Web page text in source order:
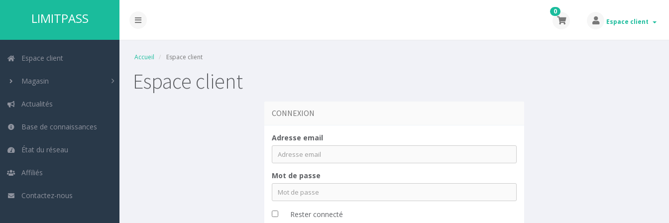
LIMITPASS
0
Espace client
Espace client
Magasin
Actualités
Base de connaissances
État du réseau
Affiliés
Contactez-nous
Accueil Espace client
Espace client
CONNEXION
Adresse email
Mot de passe
Rester connecté